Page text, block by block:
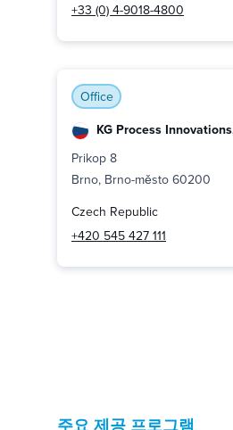
+33 (0) 4-9018-4800
Office
KG Process
Prikop 8
Brno, Brno-město 60200
Czech Republic
+420 545 427 111